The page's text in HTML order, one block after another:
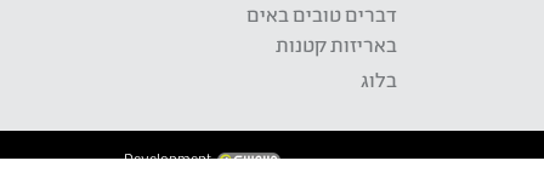
דברים טובים באים
באריזות קטנות
בלוג
Development: